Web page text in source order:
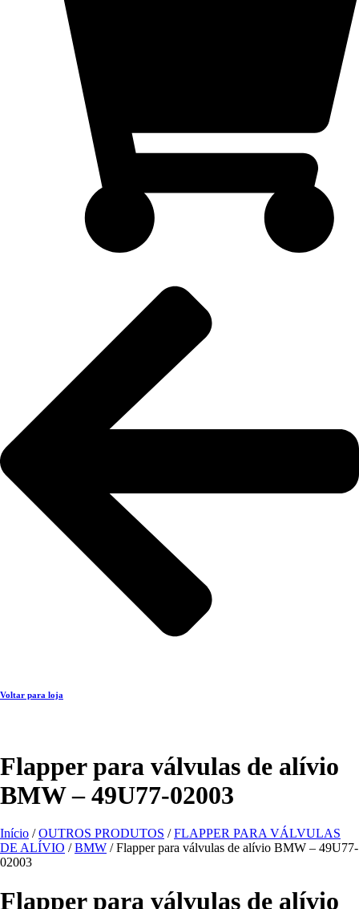
Voltar para loja
Flapper para válvulas de alívio
BMW – 49U77-02003
Início /OUTROS PRODUTOS /FLAPPER PARA VÁLVULAS
DE ALÍVIO /BMW / Flapper para válvulas de alívio BMW – 49U77-
02003
Flapper para válvulas de alívio